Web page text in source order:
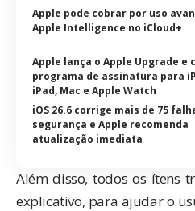
Apple pode cobrar por uso
Apple Intelligence no iCloud+
Apple lança o Apple Upgrade e
programa de assinatura para
iPad, Mac e Apple Watch
iOS 26.6 corrige mais de 75
segurança e Apple recomenda
atualização imediata
Além disso, todos os ítens
explicativo, para ajudar o